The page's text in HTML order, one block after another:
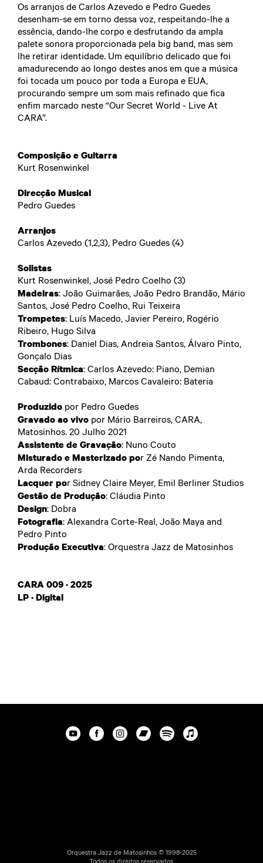
Os arranjos de Carlos Azevedo e Pedro Guedes
desenham-se em torno dessa voz, respeitando-lhe a
essência, dando-lhe corpo e desfrutando da ampla
palete sonora proporcionada pela big band, mas sem
lhe retirar identidade. Um equilíbrio delicado que foi
amadurecendo ao longo destes anos em que a música
foi tocada um pouco por toda a Europa e EUA,
procurando sempre um som mais refinado que fica
enfim marcado neste “Our Secret World - Live At
CARA”.
Composição e Guitarra
Kurt Rosenwinkel
Direcção Musical
Pedro Guedes
Arranjos
Carlos Azevedo (1,2,3), Pedro Guedes (4)
Solistas
Kurt Rosenwinkel, José Pedro Coelho (3)
Madeiras: João Guimarães, João Pedro Brandão, Mário
Santos, José Pedro Coelho, Rui Teixeira
Trompetes: Luís Macedo, Javier Pereiro, Rogério
Ribeiro, Hugo Silva
Trombones: Daniel Dias, Andreia Santos, Álvaro Pinto,
Gonçalo Dias
Secção Rítmica: Carlos Azevedo: Piano, Demian
Cabaud: Contrabaixo, Marcos Cavaleiro: Bateria
Produzido por Pedro Guedes
Gravado ao vivo por Mário Barreiros, CARA,
Matosinhos. 20 Julho 2021
Assistente de Gravação: Nuno Couto
Misturado e Masterizado por Zé Nando Pimenta,
Arda Recorders
Lacquer por Sidney Claire Meyer, Emil Berliner Studios
Gestão de Produção: Cláudia Pinto
Design: Dobra
Fotografia: Alexandra Corte-Real, João Maya and
Pedro Pinto
Produção Executiva: Orquestra Jazz de Matosinhos
CARA 009 · 2025
LP · Digital
Orquestra Jazz de Matosinhos © 1998-2025
Todos os direitos reservados.